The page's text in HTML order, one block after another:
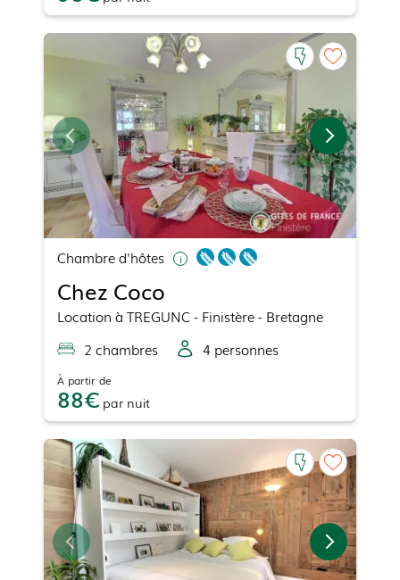
Chambre d'hôtes
Chez Coco
Location à TREGUNC- Finistère - Bretagne
2 chambres 4 personnes
À partir de
88 par nuit